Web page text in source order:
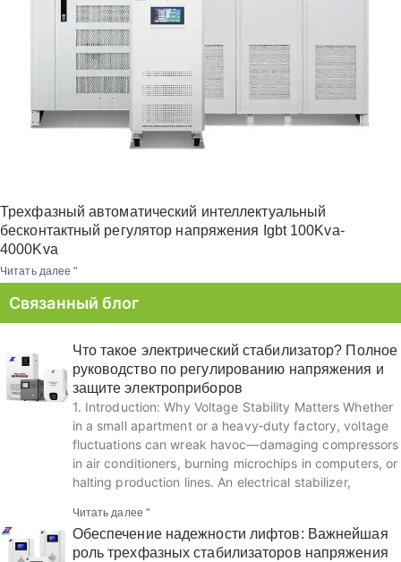
Трехфазный автоматический интеллектуальный
бесконтактный регулятор напряжения Igbt 100Kva-
4000Kva
Читать далее "
Связанный блог
Что такое электрический стабилизатор? Полное
руководство по регулированию напряжения и
защите электроприборов
1. Introduction: Why Voltage Stability Matters Whether
in a small apartment or a heavy‑duty factory, voltage
fluctuations can wreak havoc—damaging compressors
in air conditioners, burning microchips in computers, or
halting production lines. An electrical stabilizer,
Читать далее "
Обеспечение надежности лифтов: Важнейшая
роль трехфазных стабилизаторов напряжения